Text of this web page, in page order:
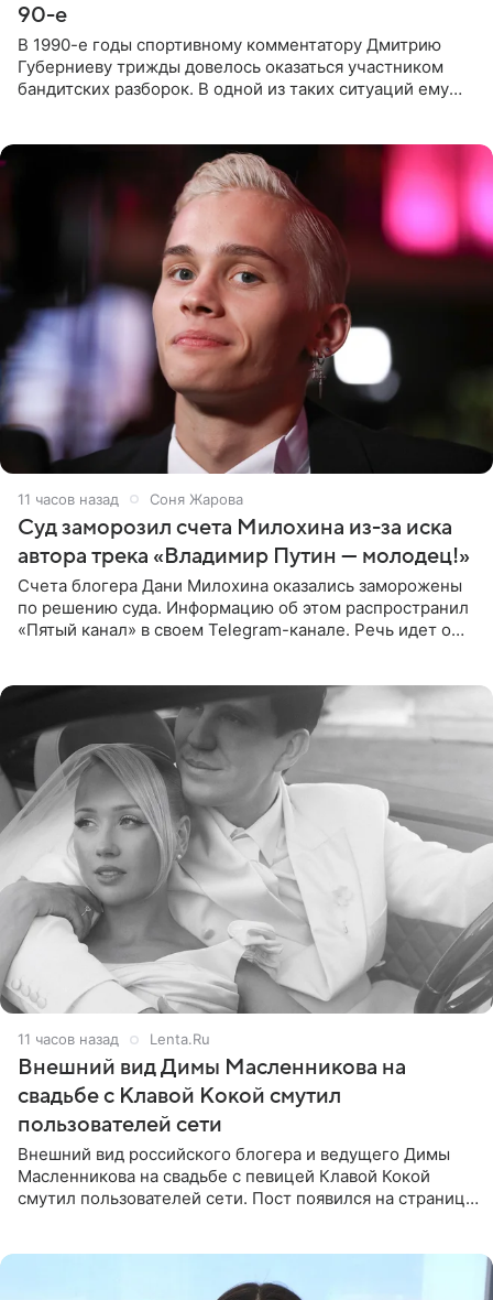
90-е
В 1990-е годы спортивному комментатору Дмитрию
Губерниеву трижды довелось оказаться участником
бандитских разборок. В одной из таких ситуаций ему
11 часов назад Соня Жарова
Суд заморозил счета Милохина из-за иска
автора трека «Владимир Путин — молодец!»
Счета блогера Дани Милохина оказались заморожены
по решению суда. Информацию об этом распространил
«Пятый канал» в своем Telegram-канале. Речь идет о
11 часов назад Lenta.Ru
Внешний вид Димы Масленникова на
свадьбе с Клавой Кокой смутил
пользователей сети
Внешний вид российского блогера и ведущего Димы
Масленникова на свадьбе с певицей Клавой Кокой
смутил пользователей сети. Пост появился на странице